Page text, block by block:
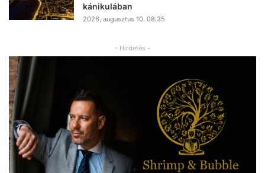
kánikulában
2026, augusztus 10. 08:35
- Hirdetés -